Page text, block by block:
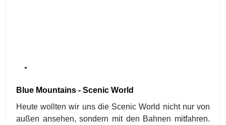
Blue Mountains - Scenic World
Heute wollten wir uns die Scenic World nicht nur von
außen ansehen, sondern mit den Bahnen mitfahren.